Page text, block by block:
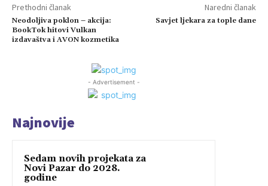
Prethodni članak
Neodoljiva poklon – akcija:
BookTok hitovi Vulkan
izdavaštva i AVON kozmetika
Naredni članak
Savjet ljekara za tople dane
- Advertisement -
Najnovije
Sedam novih projekata za
Novi Pazar do 2028.
godine